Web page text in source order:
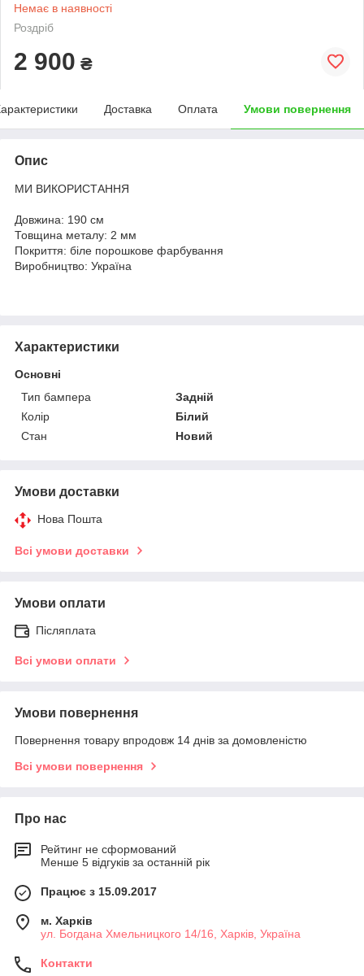
Немає в наявності
Роздріб
2 900 ₴
Доставка Оплата Умови повернення
Опис
МИ ВИКОРИСТАННЯ
Довжина: 190 см
Товщина металу: 2 мм
Покриття: біле порошкове фарбування
Виробництво: Україна
Характеристики
Основні
Тип бампера
Задній
Колір
Білий
Стан
Новий
Умови доставки
Нова Пошта
Всі умови доставки
Умови оплати
Післяплата
Всі умови оплати
Умови повернення
Повернення товару впродовж 14 днів за домовленістю
Всі умови повернення
Про нас
Рейтинг не сформований
Менше 5 відгуків за останній рік
Працює з 15.09.2017
м. Харків
ул. Богдана Хмельницкого 14/16, Харків, Україна
Контакти